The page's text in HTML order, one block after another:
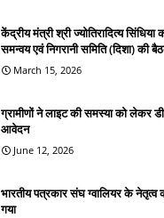
केंद्रीय मंत्री श्री ज्योतिरादित्य
समन्वय एवं निगरानी समिति (दिशा) की
March 15, 2026
ग्रामीणों ने लाइट की समस्या को लेकर
आवेदन
June 12, 2026
भारतीय पत्रकार संघ ग्वालियर के नेतृत्व
गया